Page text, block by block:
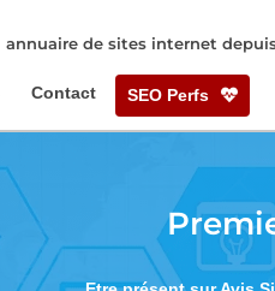
annuaire de sites internet
Contact SEO Perfs